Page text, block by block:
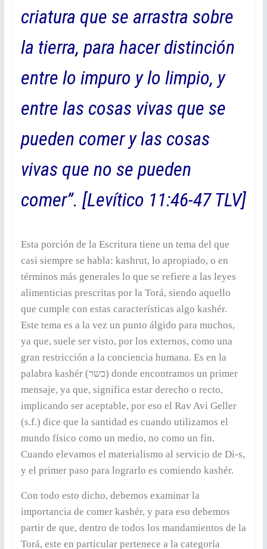
criatura que se arrastra sobre
la tierra, para hacer distinción
entre lo impuro y lo limpio, y
entre las cosas vivas que se
pueden comer y las cosas
vivas que no se pueden
comer”. [Levítico 11:46-47 TLV]
Esta porción de la Escritura tiene un tema del que
casi siempre se habla: kashrut, lo apropiado, o en
términos más generales lo que se refiere a las leyes
alimenticias prescritas por la Torá, siendo aquello
que cumple con estas características algo kashér.
Este tema es a la vez un punto álgido para muchos,
ya que, suele ser visto, por los externos, como una
gran restricción a la conciencia humana. Es en la
palabra kashér (כשר) donde encontramos un primer
mensaje, ya que, significa estar derecho o recto,
implicando ser aceptable, por eso el Rav Avi Geller
(s.f.) dice que la santidad es cuando utilizamos el
mundo físico como un medio, no como un fin.
Cuando elevamos el materialismo al servicio de Di-s,
y el primer paso para lograrlo es comiendo kashér.
Con todo esto dicho, debemos examinar la
importancia de comer kashér, y para eso debemos
partir de que, dentro de todos los mandamientos de la
Torá, este en particular pertenece a la categoría